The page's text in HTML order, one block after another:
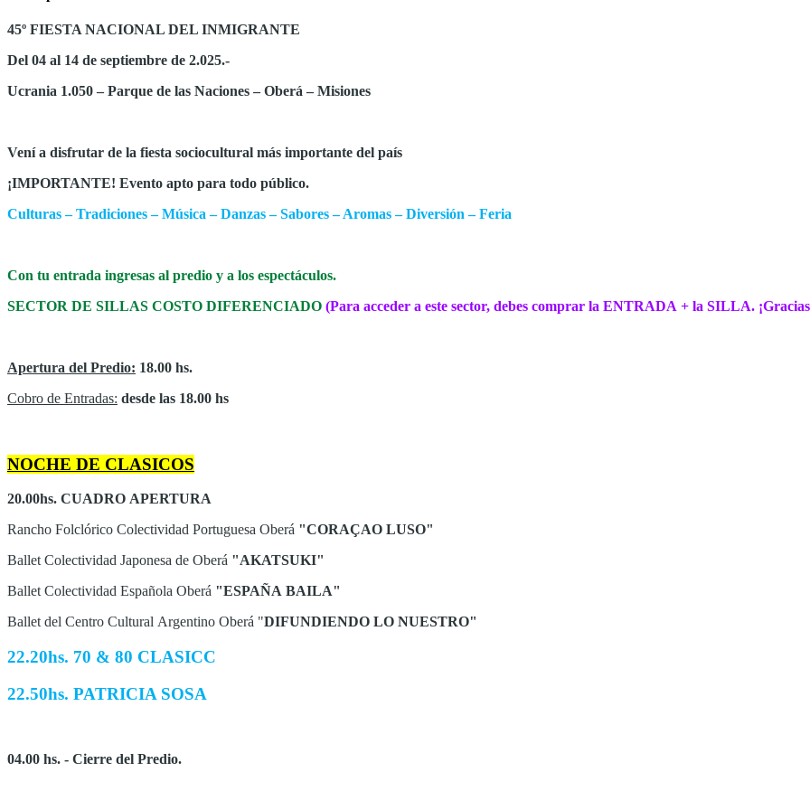
45º FIESTA NACIONAL DEL INMIGRANTE
Del 04 al 14 de septiembre de 2.025.-
Ucrania 1.050 – Parque de las Naciones – Oberá – Misiones
Vení a disfrutar de la fiesta sociocultural más importante del país
¡IMPORTANTE! Evento apto para todo público.
Culturas – Tradiciones – Música – Danzas – Sabores – Aromas – Diversión – Feria
Con tu entrada ingresas al predio y a los espectáculos.
SECTOR DE SILLAS COSTO DIFERENCIADO (Para acceder a este sector, debes comprar la ENTRADA + la SILLA.
Apertura del Predio: 18.00 hs.
Cobro de Entradas: desde las 18.00 hs
NOCHE DE CLASICOS
20.00hs. CUADRO APERTURA
Rancho Folclórico Colectividad Portuguesa Oberá "CORAÇAO LUSO"
Ballet Colectividad Japonesa de Oberá "AKATSUKI"
Ballet Colectividad Española Oberá "ESPAÑA BAILA"
Ballet del Centro Cultural Argentino Oberá "DIFUNDIENDO LO NUESTRO"
22.20hs. 70 & 80 CLASICC
22.50hs. PATRICIA SOSA
04.00 hs. - Cierre del Predio.